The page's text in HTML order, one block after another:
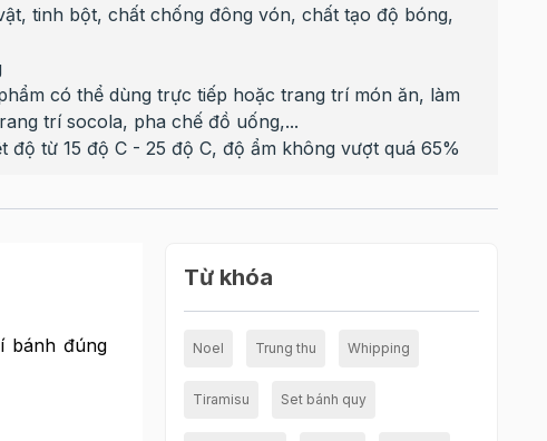
tinh bột, chất chống đông vón, chất tạo độ bóng,
có thể dùng trực tiếp hoặc trang trí món ăn, làm
trí socola, pha chế đồ uống,...
độ từ 15 độ C - 25 độ C, độ ẩm không vượt quá 65%
bánh đúng
Từ khóa
Noel Trung thu Whipping
Tiramisu Set bánh quy